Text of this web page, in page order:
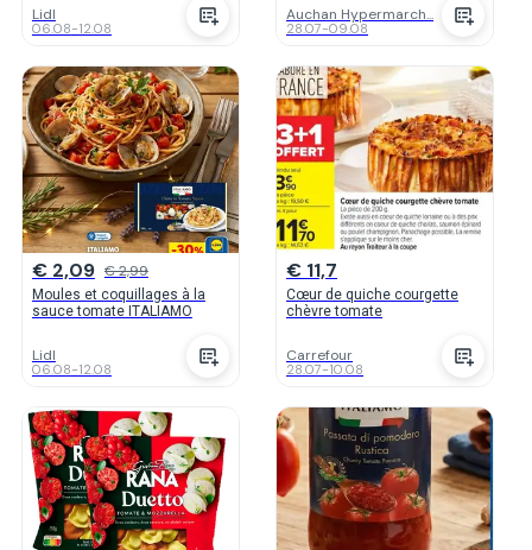
Lidl
06.08-12.08
Auchan Hypermarch...
28.07-09.08
€ 2,09 € 2,99
Moules et coquillages à la
sauce tomate ITALIAMO
Lidl
06.08-12.08
€ 11,7
Cœur de quiche courgette
chèvre tomate
Carrefour
28.07-10.08